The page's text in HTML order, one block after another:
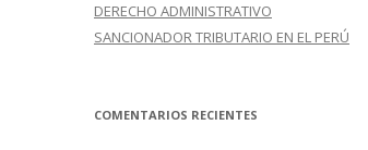
DERECHO ADMINISTRATIVO
SANCIONADOR TRIBUTARIO EN EL PERÚ
COMENTARIOS RECIENTES